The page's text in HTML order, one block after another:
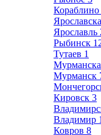
Кораблино
Ярославль
Рыбинск
Тутаев 1
Мурманск
Кировск 3
Владимир
Ковров 8